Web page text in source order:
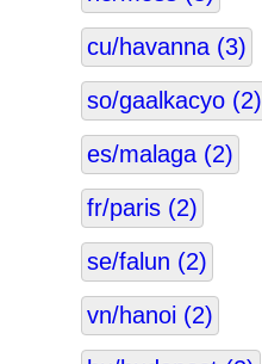
cu/havanna (3)
so/gaalkacyo (2)
es/malaga (2)
fr/paris (2)
se/falun (2)
vn/hanoi (2)